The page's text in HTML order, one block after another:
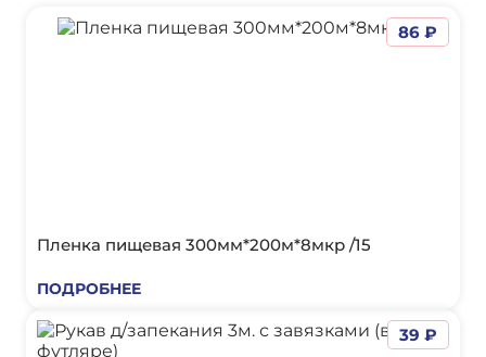
Пленка пищевая 300мм*200м*8мкр /15
ПОДРОБНЕЕ
86 ₽
39 ₽